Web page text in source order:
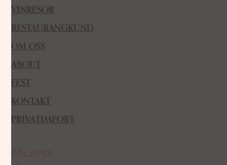
VINRESOR
RESTAURANGKUND
OM OSS
ABOUT
FEST
KONTAKT
PRIVATIMPORT